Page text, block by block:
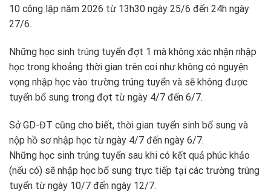
10 công lập năm 2026 từ 13h30 ngày 25/6 đến 24h ngày
27/6.
Những học sinh trúng tuyển đợt 1 mà không xác nhận nhập
học trong khoảng thời gian trên coi như không có nguyện
vọng nhập học vào trường trúng tuyển và sẽ không được
tuyển bổ sung trong đợt từ ngày 4/7 đến 6/7.
Sở GD-ĐT cũng cho biết, thời gian tuyển sinh bổ sung và
nộp hồ sơ nhập học từ ngày 4/7 đến ngày 6/7.
Những học sinh trúng tuyển sau khi có kết quả phúc khảo
(nếu có) sẽ nhập học bổ sung trực tiếp tại các trường trúng
tuyển từ ngày 10/7 đến ngày 12/7.